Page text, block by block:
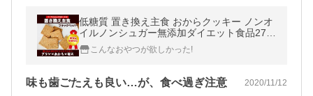
低糖質 置き換え主食 おからクッキー ノンオ
イルノンシュガー無添加ダイエット食品270
g【ペッパー】 硬い
こんなおやつが欲しかった!
味も歯ごたえも良い…が、食べ過ぎ注意 2020/11/12